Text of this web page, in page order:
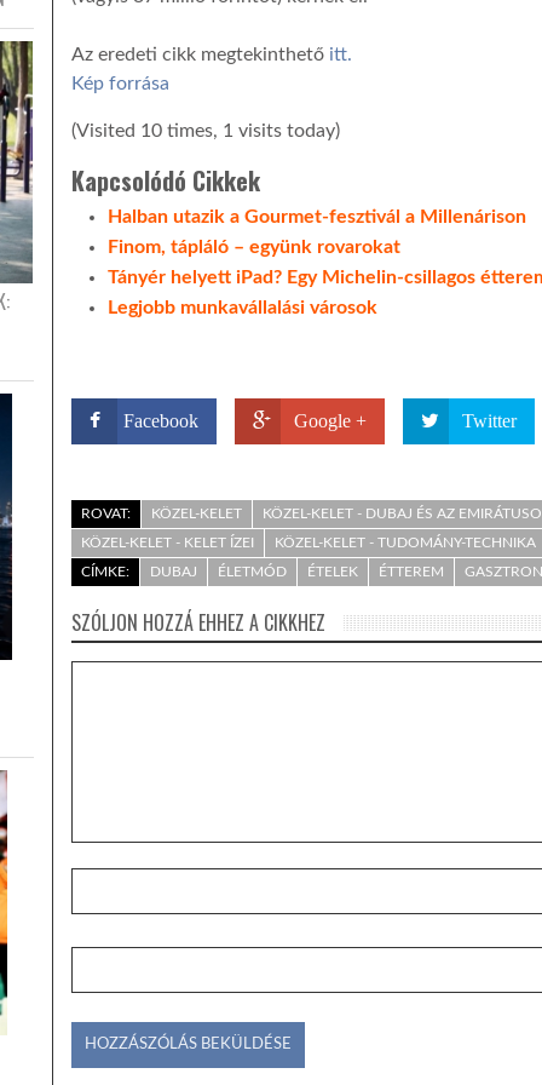
Az eredeti cikk megtekinthető itt.
Kép forrása
(Visited 10 times, 1 visits today)
Kapcsolódó Cikkek
Halban utazik a Gourmet-fesztivál a Millenárison
Finom, tápláló – együnk rovarokat
Tányér helyett iPad? Egy Michelin-csillagos
Legjobb munkavállalási városok
Facebook Google + Twitter
ROVAT: KÖZEL-KELET
KÖZEL-KELET - DUBAJ ÉS AZ
KÖZEL-KELET - KELET ÍZEI
KÖZEL-KELET - TUDOMÁNY-TECHNIKA
CÍMKE:
DUBAJ ÉLETMÓD ÉTELEK ÉTTEREM
SZÓLJON HOZZÁ EHHEZ A CIKKHEZ